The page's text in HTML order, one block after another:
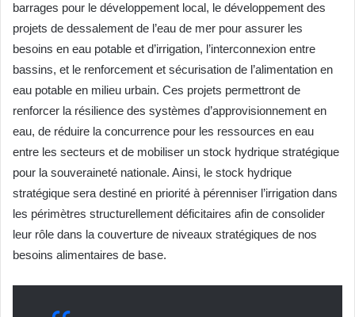
barrages pour le développement local, le développement des
projets de dessalement de l’eau de mer pour assurer les
besoins en eau potable et d’irrigation, l’interconnexion entre
bassins, et le renforcement et sécurisation de l’alimentation en
eau potable en milieu urbain. Ces projets permettront de
renforcer la résilience des systèmes d’approvisionnement en
eau, de réduire la concurrence pour les ressources en eau
entre les secteurs et de mobiliser un stock hydrique stratégique
pour la souveraineté nationale. Ainsi, le stock hydrique
stratégique sera destiné en priorité à pérenniser l’irrigation dans
les périmètres structurellement déficitaires afin de consolider
leur rôle dans la couverture de niveaux stratégiques de nos
besoins alimentaires de base.